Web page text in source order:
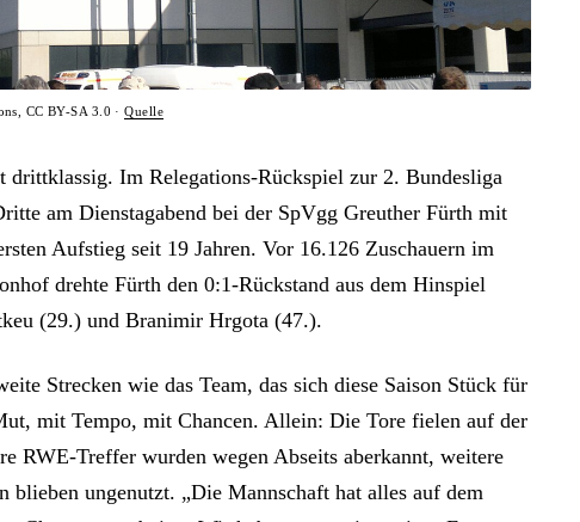
CC BY-SA 3.0 ·Quelle
drittklassig. Im Relegations-Rückspiel zur 2. Bundesliga
am Dienstagabend bei der SpVgg Greuther Fürth mit
Aufstieg seit 19 Jahren. Vor 16.126 Zuschauern im
drehte Fürth den 0:1-Rückstand aus dem Hinspiel
(29.) und Branimir Hrgota (47.).
Strecken wie das Team, das sich diese Saison Stück für
mit Tempo, mit Chancen. Allein: Die Tore fielen auf der
RWE-Treffer wurden wegen Abseits aberkannt, weitere
blieben ungenutzt. „Die Mannschaft hat alles auf dem